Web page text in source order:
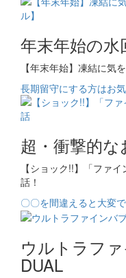
年末年始の水
【年末年始】凍結に気
長期留守にする方はお
超・衝撃的な
【ショック!!】「ファ
話！
〇〇を間違えると大変で
ウルトラフ
DUAL